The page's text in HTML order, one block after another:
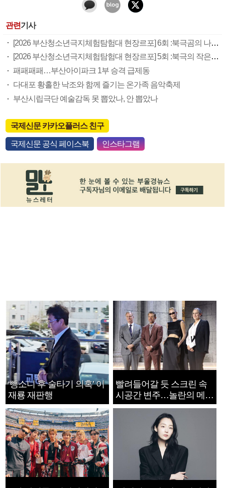
관련기사
[2026 부산청소년극지체험탐험대 현장르포] 6회 :북극곰의 나라, 마을 밖으로 나갈 때는 총을 챙겨야
[2026 부산청소년극지체험탐험대 현장르포] 5회 :북극의 작은 사냥꾼
패패패패…부산아이파크 1부 승격 급제동
다대포 황홀한 낙조와 함께 즐기는 온가족 음악축제
부산시립극단 예술감독 못 뽑았나, 안 뽑았나
국제신문 카카오플러스 친구
국제신문 공식 페이스북 인스타그램
‘뺑소니 후 술타기 의혹’ 이
재룡 재판행
빨려들어갈 듯 스크린 속
시공간 변주…놀란의 메시
지는 ‘전쟁 속죄’